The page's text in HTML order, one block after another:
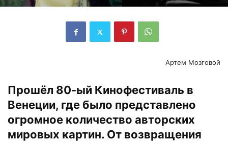
Артем Мозговой
Прошёл 80-ый Кинофестиваль в
Венеции, где было представлено
огромное количество авторских
мировых картин. От возвращения